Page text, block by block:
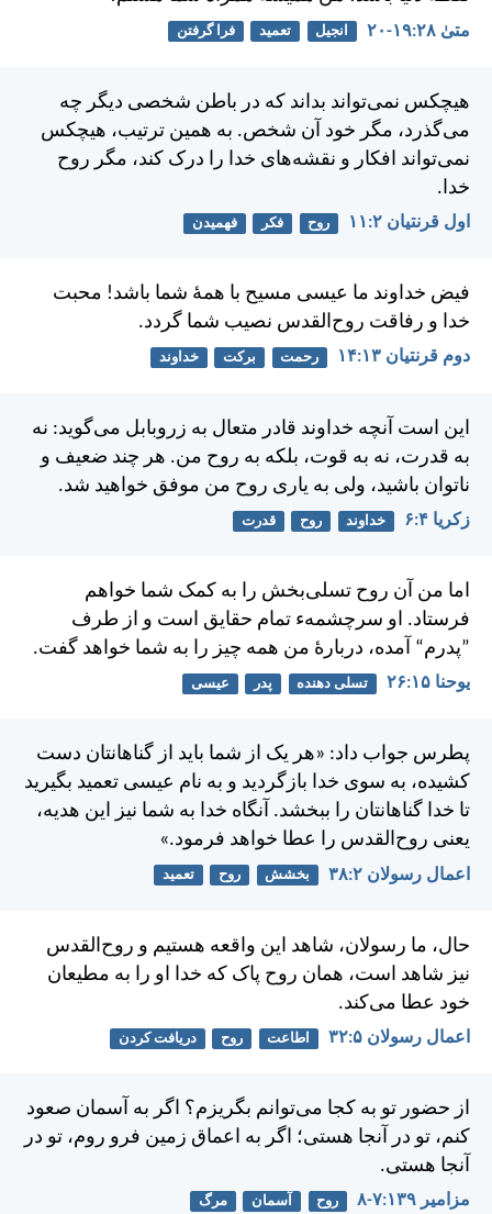
متی‌ٰ ۲۸:‏۱۹-‏۲۰ انجیل تعمید فرا گرفتن
هيچكس نمی‌تواند بداند كه در باطن شخصی ديگر چه
می‌گذرد، مگر خود آن شخص. به همين ترتيب، هيچكس
نمی‌تواند افكار و نقشه‌های خدا را درک كند، مگر روح
خدا.
اول قرنتیان ۲:‏۱۱ روح فکر فهمیدن
فيض خداوند ما عيسی مسيح با همهٔ شما باشد! محبت
خدا و رفاقت روح‌القدس نصيب شما گردد.
دوم قرنتیان ۱۳:‏۱۴ رحمت برکت خداوند
اين است آنچه خداوند قادر متعال به زروبابل می‌گويد: نه
به قدرت، نه به قوت، بلكه به روح من. هر چند ضعيف و
ناتوان باشيد، ولی به ياری روح من موفق خواهيد شد.
زكريا ۴:‏۶ خداوند روح قدرت
اما من آن روح تسلی‌بخش را به كمک شما خواهم
فرستاد. او سرچشمه‌ء تمام حقايق است و از طرف
”پدرم“ آمده، دربارهٔ من همه چيز را به شما خواهد گفت.
يوحنا ۱۵:‏۲۶ تسلی دهنده پدر عیسی
پطرس جواب داد: «هر يک از شما بايد از گناهانتان دست
كشيده، به سوی خدا بازگرديد و به نام عيسی تعميد بگيريد
تا خدا گناهانتان را ببخشد. آنگاه خدا به شما نيز اين هديه،
يعنی روح‌القدس را عطا خواهد فرمود.»
اعمال رسولان ۲:‏۳۸ بخشش روح تعمید
حال، ما رسولان، شاهد اين واقعه هستيم و روح‌القدس
نيز شاهد است، همان روح پاک كه خدا او را به مطيعان
خود عطا می‌كند.
اعمال رسولان ۵:‏۳۲ اطاعت روح دريافت كردن
از حضور تو به كجا می‌توانم بگريزم؟ اگر به آسمان صعود
كنم، تو در آنجا هستی؛ اگر به اعماق زمين فرو روم، تو در
آنجا هستی.
مزامير ۱۳۹:‏۷-‏۸ روح آسمان مرگ